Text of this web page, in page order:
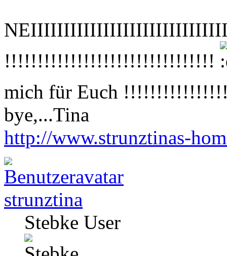
!!!!!!!!!!!!!!!!!!!!!!!!!!!!!!!!
mich für Euch
bye,...Tina
http://www.strunztinas-
strunztina
Stebke User